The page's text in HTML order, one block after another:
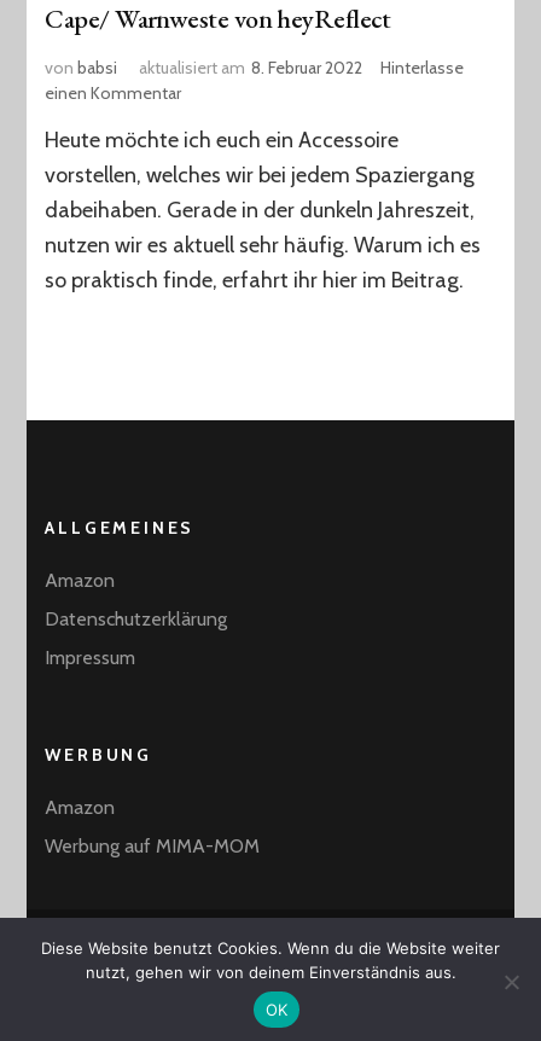
Cape/ Warnweste von heyReflect
vonbabsi aktualisiert am 8. Februar 2022
Hinterlasse
einen Kommentarzu
Warnweste
von
Heute möchte ich euch ein Accessoire
vorstellen, welches wir bei jedem Spaziergang
dabeihaben. Gerade in der dunkeln Jahreszeit,
nutzen wir es aktuell sehr häufig. Warum ich es
so praktisch finde, erfahrt ihr hier im Beitrag.
ALLGEMEINES
Amazon
Datenschutzerklärung
Impressum
WERBUNG
Amazon
Werbung auf MIMA-MOM
2026 CopyrightMiMa-Mom. Blossom Mommy Blog |
Entwickelt vonBlossom Themes. Präsentiert von
WordPress
Diese Website benutzt Cookies. Wenn du die Website weiter
nutzt, gehen wir von deinem Einverständnis aus.
OK